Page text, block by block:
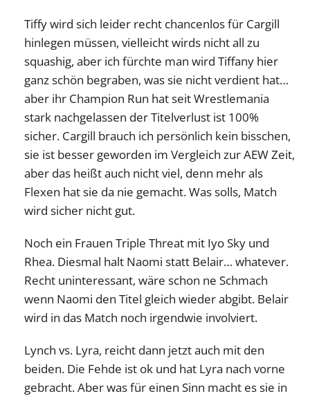
Tiffy wird sich leider recht chancenlos für Cargill
hinlegen müssen, vielleicht wirds nicht all zu
squashig, aber ich fürchte man wird Tiffany hier
ganz schön begraben, was sie nicht verdient hat…
aber ihr Champion Run hat seit Wrestlemania
stark nachgelassen der Titelverlust ist 100%
sicher. Cargill brauch ich persönlich kein bisschen,
sie ist besser geworden im Vergleich zur AEW Zeit,
aber das heißt auch nicht viel, denn mehr als
Flexen hat sie da nie gemacht. Was solls, Match
wird sicher nicht gut.
Noch ein Frauen Triple Threat mit Iyo Sky und
Rhea. Diesmal halt Naomi statt Belair… whatever.
Recht uninteressant, wäre schon ne Schmach
wenn Naomi den Titel gleich wieder abgibt. Belair
wird in das Match noch irgendwie involviert.
Lynch vs. Lyra, reicht dann jetzt auch mit den
beiden. Die Fehde ist ok und hat Lyra nach vorne
gebracht. Aber was für einen Sinn macht es sie in